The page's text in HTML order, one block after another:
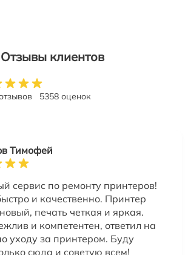
Отзывы клиентов
5358 оценок
Тимофей
сервис по ремонту принтеров!
и качественно. Принтер
печать четкая и яркая.
и компетентен, ответил на
уходу за принтером. Буду
сюда и советую всем!